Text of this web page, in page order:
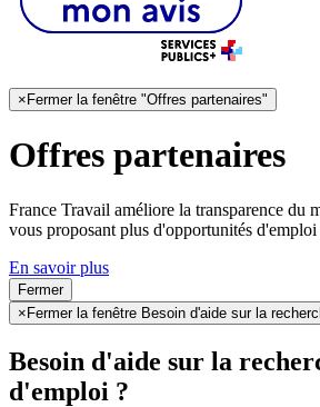
× Fermer la fenêtre "Offres partenaires"
Offres partenaires
France Travail améliore la transparence du
vous proposant plus d'opportunités d'emploi
En savoir plus
Fermer
× Fermer la fenêtre Besoin d'aide sur la
Besoin d'aide sur la
d'emploi ?